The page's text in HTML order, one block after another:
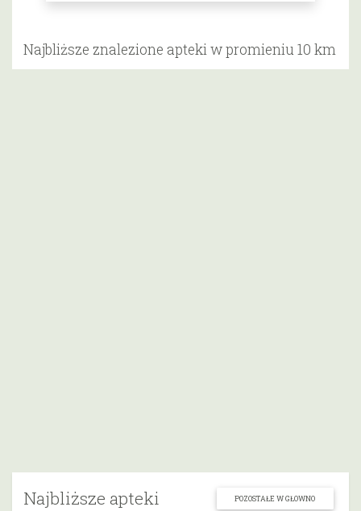
Najbliższe apteki POZOSTAŁE W GŁOWNO
Najbliższe znalezione apteki w promieniu 10 km